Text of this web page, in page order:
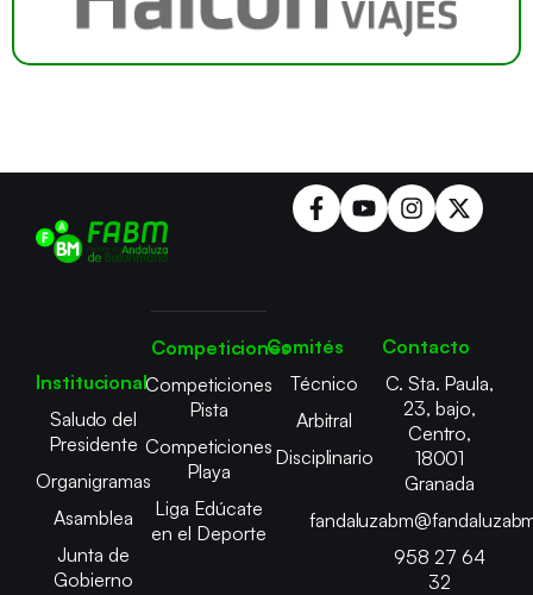
Institucional
Saludo del
Presidente
Organigramas
Asamblea
Junta de
Gobierno
Competiciones
Competiciones
Pista
Competiciones
Playa
Liga Edúcate
en el Deporte
Comités
Técnico
Arbitral
Disciplinario
Contacto
C. Sta. Paula,
23, bajo,
Centro,
18001
Granada
958 27 64
32